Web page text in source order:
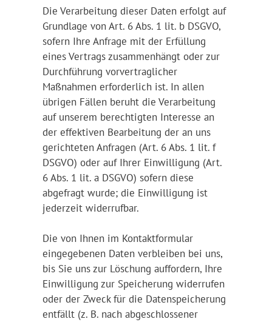
Die Verarbeitung dieser Daten erfolgt auf
Grundlage von Art. 6 Abs. 1 lit. b DSGVO,
sofern Ihre Anfrage mit der Erfüllung
eines Vertrags zusammenhängt oder zur
Durchführung vorvertraglicher
Maßnahmen erforderlich ist. In allen
übrigen Fällen beruht die Verarbeitung
auf unserem berechtigten Interesse an
der effektiven Bearbeitung der an uns
gerichteten Anfragen (Art. 6 Abs. 1 lit. f
DSGVO) oder auf Ihrer Einwilligung (Art.
6 Abs. 1 lit. a DSGVO) sofern diese
abgefragt wurde; die Einwilligung ist
jederzeit widerrufbar.
Die von Ihnen im Kontaktformular
eingegebenen Daten verbleiben bei uns,
bis Sie uns zur Löschung auffordern, Ihre
Einwilligung zur Speicherung widerrufen
oder der Zweck für die Datenspeicherung
entfällt (z. B. nach abgeschlossener